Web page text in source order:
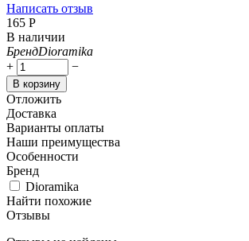
Написать отзыв
‍165‍ Р
В наличии
БрендDioramika
+
−
В корзину
Отложить
Доставка
Варианты оплаты
Наши преимущества
Особенности
Бренд
Dioramika
Найти похожие
Отзывы